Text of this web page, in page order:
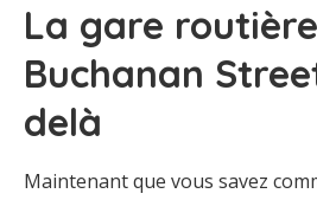
La gare
Buchanan
delà
Maintenant que vous savez